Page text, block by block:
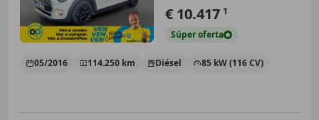
€ 10.417 1
Súperoferta
05/2016 114.250 km Diésel 85 kW (116 CV)